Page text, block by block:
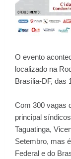
O evento
localizado na
Brasília-DF, das
Com 300 vagas
principal
Taguatinga,
Setembro, mas
Federal e do